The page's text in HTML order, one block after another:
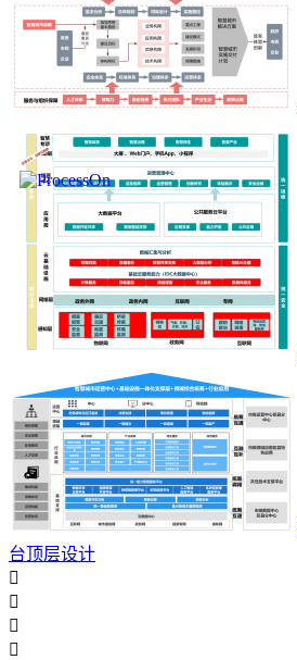
台顶层设计



